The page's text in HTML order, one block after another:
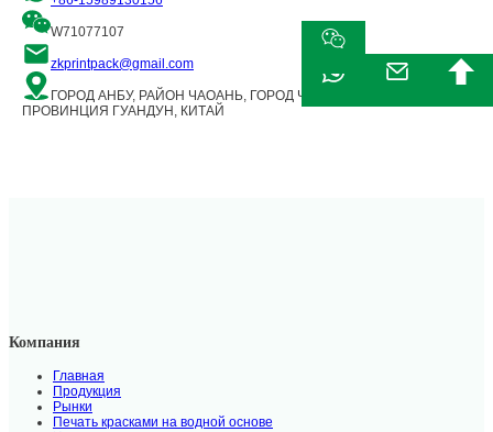
W71077107
zkprintpack@gmail.com
ГОРОД АНБУ, РАЙОН ЧАОАНЬ, ГОРОД ЧАОЧЖОУ,
ПРОВИНЦИЯ ГУАНДУН, КИТАЙ
Компания
Главная
Продукция
Рынки
Печать красками на водной основе